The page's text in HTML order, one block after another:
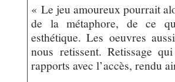
« Le jeu amoureux pourrait
de la métaphore, de ce
esthétique. Les oeuvres
nous retissent. Retissage
rapports avec l’accès, rendu